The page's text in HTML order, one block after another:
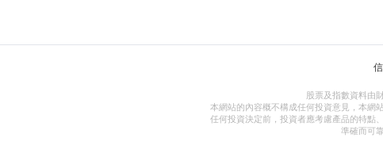
股票及指數資料由
本網站的內容概不構成任何投資意見，本網
任何投資決定前，投資者應考慮產品的特點
準確而可